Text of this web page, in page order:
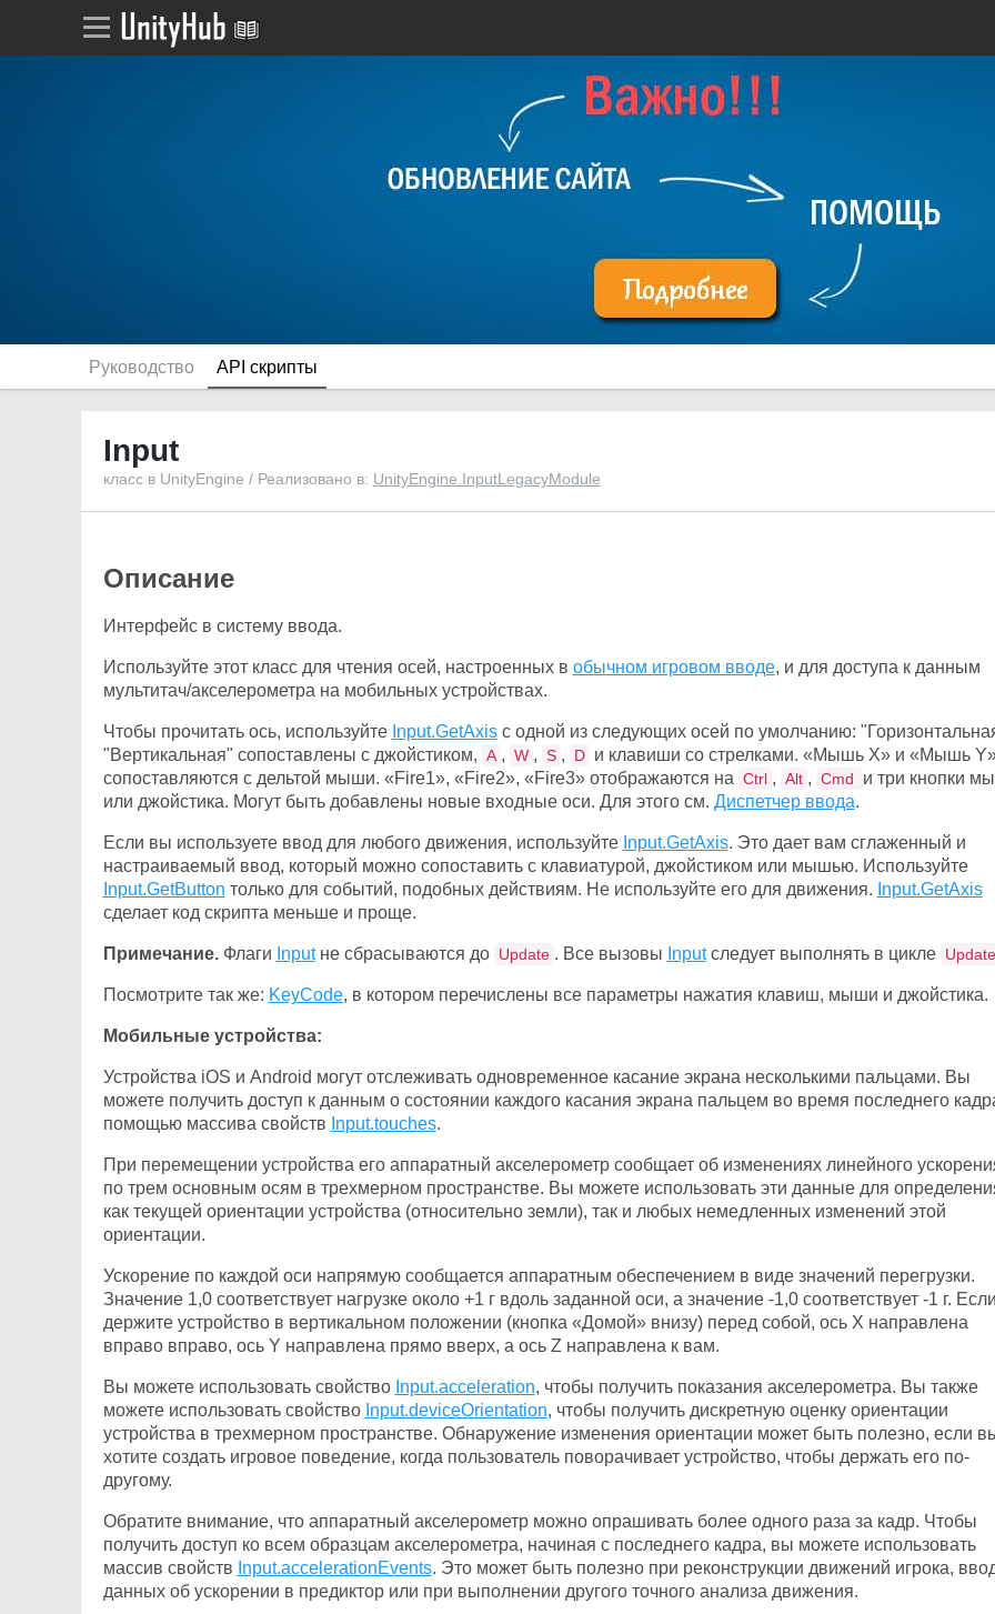
Руководство API скрипты
Input
класс в UnityEngine / Реализовано в: UnityEngine.InputLegacyModule
Описание
Интерфейс в систему ввода.
Используйте этот класс для чтения осей, настроенных в обычном игровом вводе, и для доступа к данным
мультитач/акселерометра на мобильных устройствах.
Чтобы прочитать ось, используйте Input.GetAxisс одной из следующих осей по умолчанию:
"Вертикальная" сопоставлены с джойстиком, A , W , S , D и клавиши со стрелками. «Мышь X» и «Мышь
сопоставляются с дельтой мыши. «Fire1», «Fire2», «Fire3» отображаются на Ctrl , Alt , Cmd
и три кнопки
или джойстика. Могут быть добавлены новые входные оси. Для этого см. Диспетчер ввода.
Если вы используете ввод для любого движения, используйте Input.GetAxis. Это дает вам сглаженный и
настраиваемый ввод, который можно сопоставить с клавиатурой, джойстиком или мышью. Используйте
Input.GetButton только для событий, подобных действиям. Не используйте его для движения. Input.GetAxis
сделает код скрипта меньше и проще.
Примечание.Флаги Inputне сбрасываются до Update . Все вызовы Inputследует выполнять в цикле Update
Посмотрите так же: KeyCode, в котором перечислены все параметры нажатия клавиш, мыши и джойстика.
Мобильные устройства:
Устройства iOS и Android могут отслеживать одновременное касание экрана несколькими пальцами. Вы
можете получить доступ к данным о состоянии каждого касания экрана пальцем во время последнего
помощью массива свойств Input.touches.
При перемещении устройства его аппаратный акселерометр сообщает об изменениях линейного
по трем основным осям в трехмерном пространстве. Вы можете использовать эти данные для
как текущей ориентации устройства (относительно земли), так и любых немедленных изменений этой
ориентации.
Ускорение по каждой оси напрямую сообщается аппаратным обеспечением в виде значений перегрузки.
Значение 1,0 соответствует нагрузке около +1 г вдоль заданной оси, а значение -1,0 соответствует -1 г.
держите устройство в вертикальном положении (кнопка «Домой» внизу) перед собой, ось X направлена ​​
вправо вправо, ось Y направлена ​​прямо вверх, а ось Z направлена ​​к вам.
Вы можете использовать свойство Input.acceleration, чтобы получить показания акселерометра. Вы также
можете использовать свойство Input.deviceOrientation, чтобы получить дискретную оценку ориентации
устройства в трехмерном пространстве. Обнаружение изменения ориентации может быть полезно, если
хотите создать игровое поведение, когда пользователь поворачивает устройство, чтобы держать его по-
другому.
Обратите внимание, что аппаратный акселерометр можно опрашивать более одного раза за кадр. Чтобы
получить доступ ко всем образцам акселерометра, начиная с последнего кадра, вы можете использовать
массив свойств Input.accelerationEvents. Это может быть полезно при реконструкции движений игрока,
данных об ускорении в предиктор или при выполнении другого точного анализа движения.